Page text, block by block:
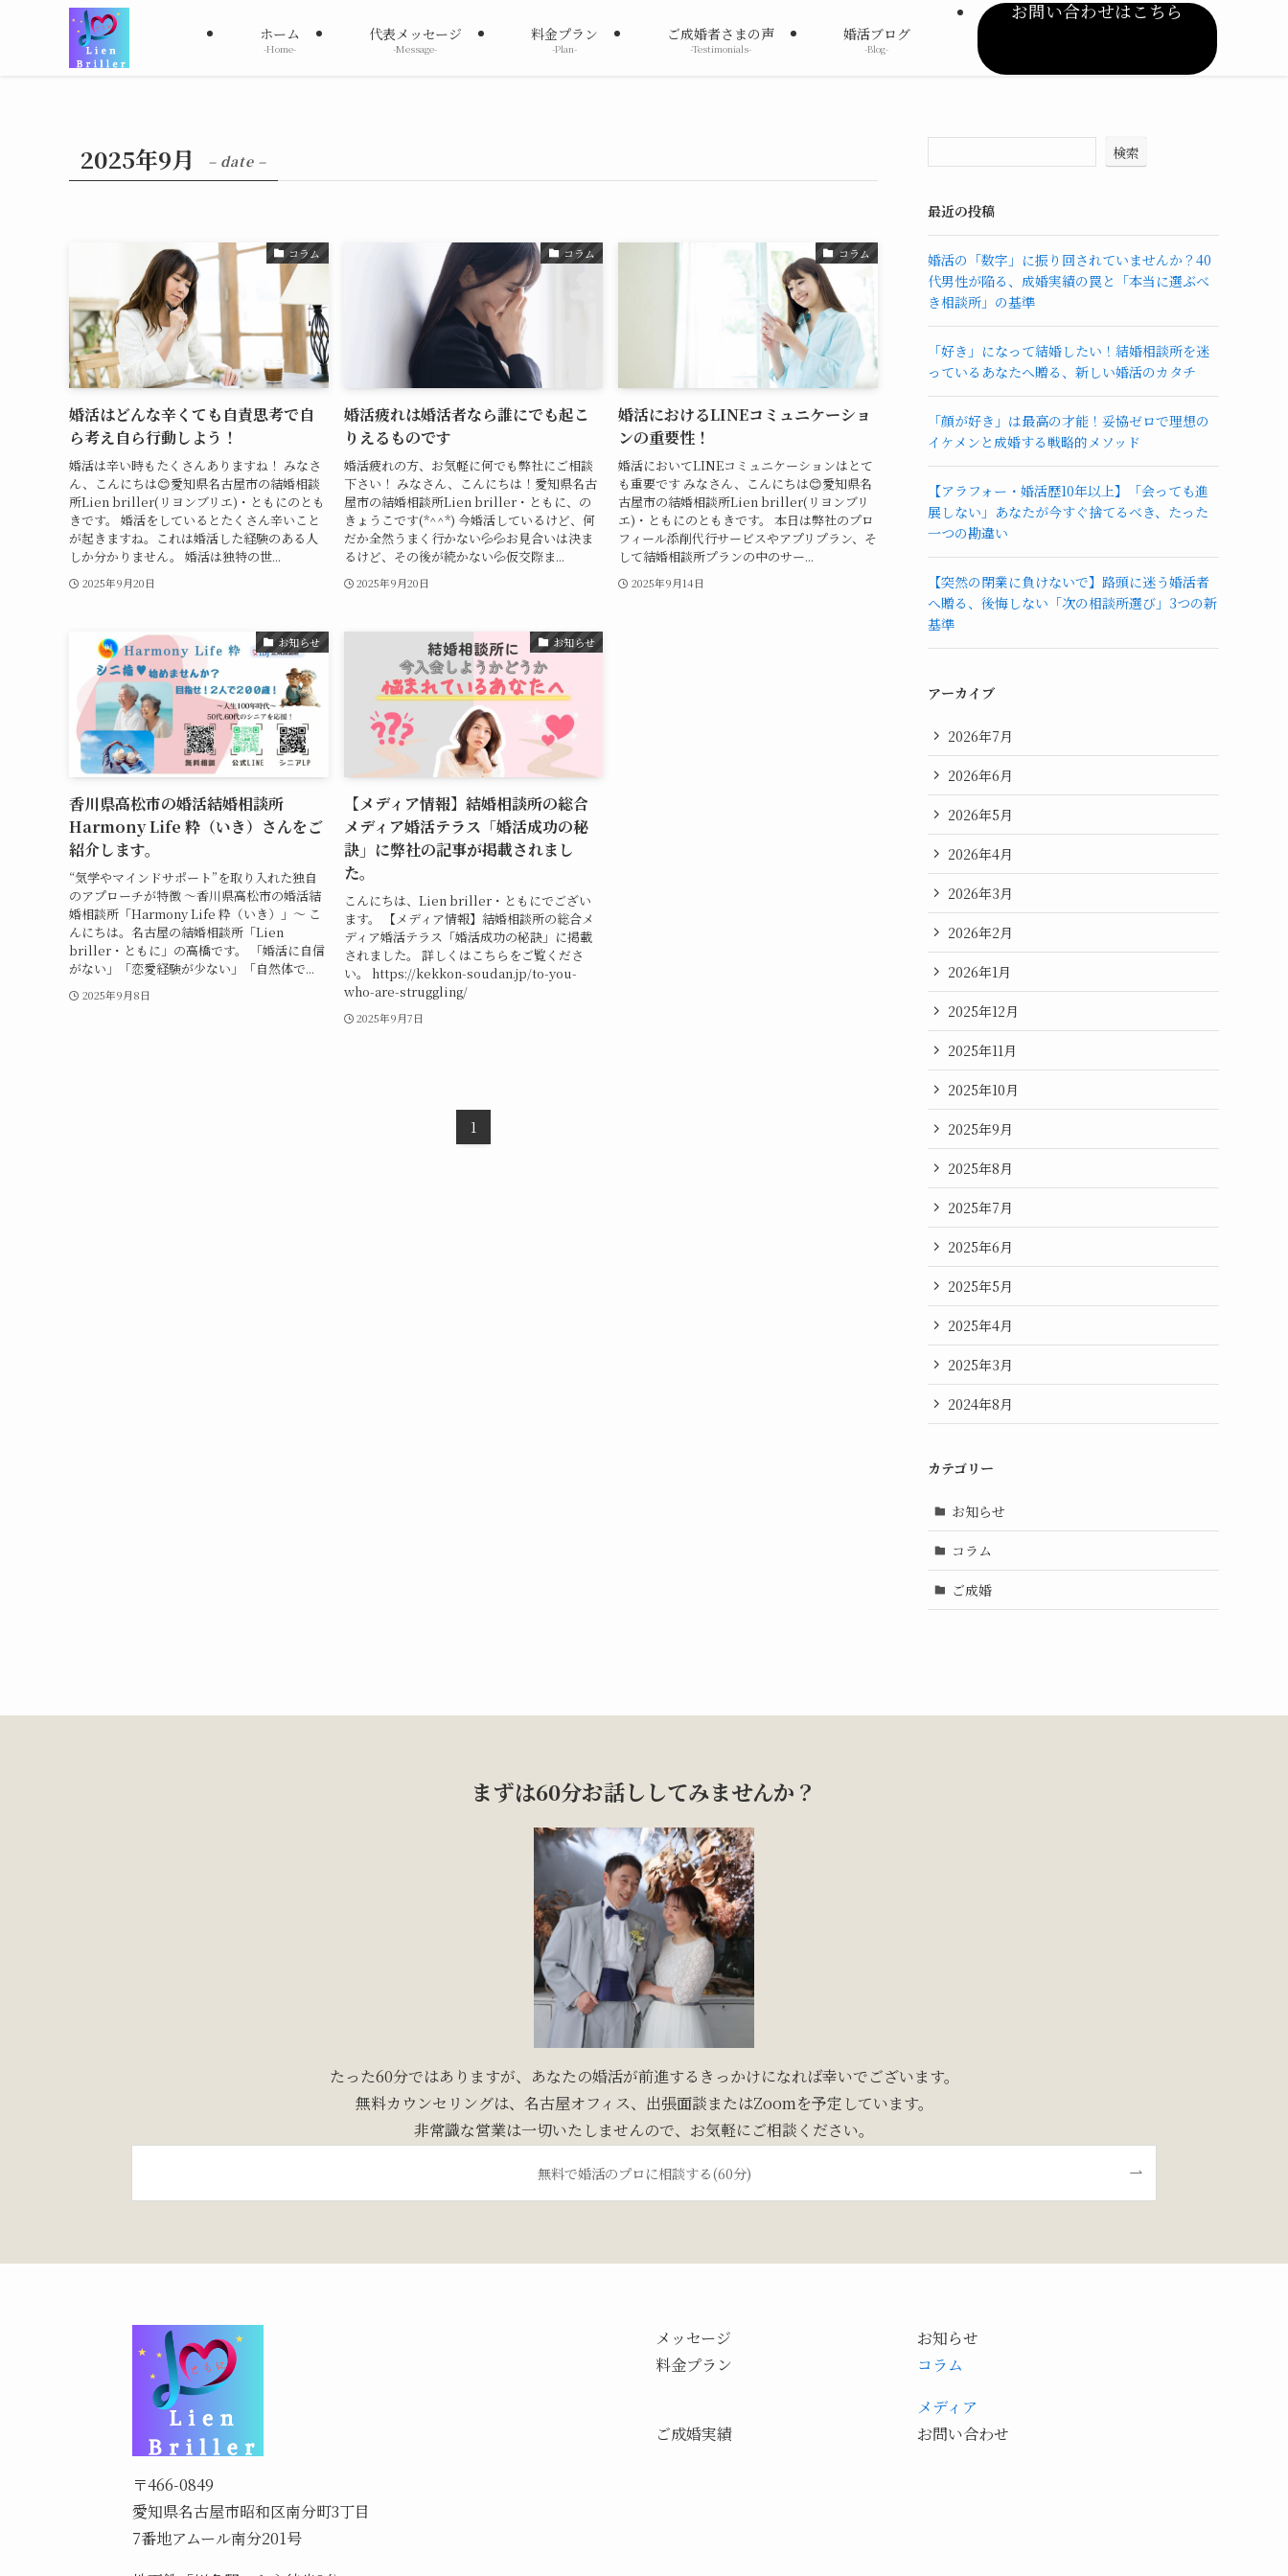
ホーム
-Home-
代表メッセージ
-Message-
料金プラン
-Plan-
ご成婚者さまの声
-Testimonials-
婚活ブログ
-Blog-
お問い合わせはこちら
2025年9月 – date –
コラム
婚活はどんな辛くても自責思考で自
ら考え自ら行動しよう！
婚活は辛い時もたくさんありますね！ みなさ
ん、こんにちは😊愛知県名古屋市の結婚相談
所Lien briller(リヨンブリエ)・ともにのとも
きです。 婚活をしているとたくさん辛いこと
が起きますね。これは婚活した経験のある人
しか分かりません。 婚活は独特の世...
2025年9月20日
コラム
婚活疲れは婚活者なら誰にでも起こ
りえるものです
婚活疲れの方、お気軽に何でも弊社にご相談
下さい！ みなさん、こんにちは！愛知県名古
屋市の結婚相談所Lien briller・ともに、の
きょうこです(*^^*) 今婚活しているけど、何
だか全然うまく行かない💦💦お見合いは決ま
るけど、その後が続かない💦仮交際ま...
2025年9月20日
コラム
婚活におけるLINEコミュニケーショ
ンの重要性！
婚活においてLINEコミュニケーションはとて
も重要です みなさん、こんにちは😊愛知県名
古屋市の結婚相談所Lien briller(リヨンブリ
エ)・ともにのともきです。 本日は弊社のプロ
フィール添削代行サービスやアプリプラン、そ
して結婚相談所プランの中のサー...
2025年9月14日
お知らせ
香川県高松市の婚活結婚相談所
Harmony Life 粋（いき）さんをご
紹介します。
“気学やマインドサポート”を取り入れた独自
のアプローチが特徴 ～香川県高松市の婚活結
婚相談所「Harmony Life 粋（いき）」～ こ
んにちは。名古屋の結婚相談所「Lien
briller・ともに」の高橋です。 「婚活に自信
がない」「恋愛経験が少ない」「自然体で...
2025年9月8日
お知らせ
【メディア情報】結婚相談所の総合
メディア婚活テラス「婚活成功の秘
訣」に弊社の記事が掲載されまし
た。
こんにちは、Lien briller・ともにでござい
ます。 【メディア情報】結婚相談所の総合メ
ディア婚活テラス「婚活成功の秘訣」に掲載
されました。 詳しくはこちらをご覧くださ
い。 https://kekkon-soudan.jp/to-you-
who-are-struggling/
2025年9月7日
1
検索
最近の投稿
婚活の「数字」に振り回されていませんか？40
代男性が陥る、成婚実績の罠と「本当に選ぶべ
き相談所」の基準
「好き」になって結婚したい！結婚相談所を迷
っているあなたへ贈る、新しい婚活のカタチ
「顔が好き」は最高の才能！妥協ゼロで理想の
イケメンと成婚する戦略的メソッド
【アラフォー・婚活歴10年以上】「会っても進
展しない」あなたが今すぐ捨てるべき、たった
一つの勘違い
【突然の閉業に負けないで】路頭に迷う婚活者
へ贈る、後悔しない「次の相談所選び」3つの新
基準
アーカイブ
2026年7月
2026年6月
2026年5月
2026年4月
2026年3月
2026年2月
2026年1月
2025年12月
2025年11月
2025年10月
2025年9月
2025年8月
2025年7月
2025年6月
2025年5月
2025年4月
2025年3月
2024年8月
カテゴリー
お知らせ
コラム
ご成婚
まずは60分お話ししてみませんか？
たった60分ではありますが、あなたの婚活が前進するきっかけになれば幸いでございます。
無料カウンセリングは、名古屋オフィス、出張面談またはZoomを予定しています。
非常識な営業は一切いたしませんので、お気軽にご相談ください。
無料で婚活のプロに相談する(60分)
〒466-0849
愛知県名古屋市昭和区南分町3丁目
7番地アムール南分201号
メッセージ
お知らせ
料金プラン
コラム
メディア
ご成婚実績
お問い合わせ